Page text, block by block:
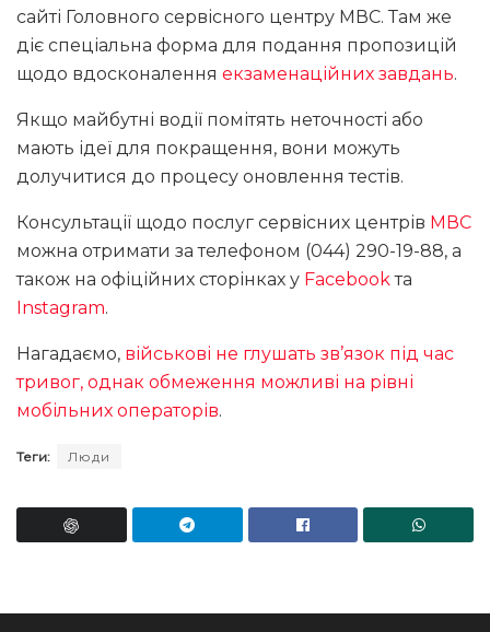
сайті Головного сервісного центру МВС. Там же
діє спеціальна форма для подання пропозицій
щодо вдосконалення екзаменаційних завдань.
Якщо майбутні водії помітять неточності або
мають ідеї для покращення, вони можуть
долучитися до процесу оновлення тестів.
Консультації щодо послуг сервісних центрів МВС
можна отримати за телефоном (044) 290-19-88, а
також на офіційних сторінках у Facebookта
Instagram.
Нагадаємо, військові не глушать зв’язок під час
тривог, однак обмеження можливі на рівні
мобільних операторів.
Теги: Люди